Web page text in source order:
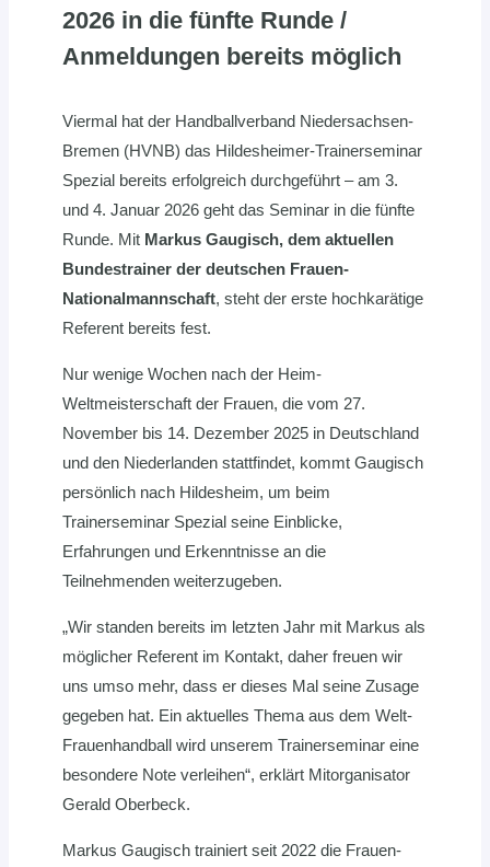
2026 in die fünfte Runde /
Anmeldungen bereits möglich
Viermal hat der Handballverband Niedersachsen-
Bremen (HVNB) das Hildesheimer-Trainerseminar
Spezial bereits erfolgreich durchgeführt – am 3.
und 4. Januar 2026 geht das Seminar in die fünfte
Runde. Mit Markus Gaugisch, dem aktuellen
Bundestrainer der deutschen Frauen-
Nationalmannschaft, steht der erste hochkarätige
Referent bereits fest.
Nur wenige Wochen nach der Heim-
Weltmeisterschaft der Frauen, die vom 27.
November bis 14. Dezember 2025 in Deutschland
und den Niederlanden stattfindet, kommt Gaugisch
persönlich nach Hildesheim, um beim
Trainerseminar Spezial seine Einblicke,
Erfahrungen und Erkenntnisse an die
Teilnehmenden weiterzugeben.
„Wir standen bereits im letzten Jahr mit Markus als
möglicher Referent im Kontakt, daher freuen wir
uns umso mehr, dass er dieses Mal seine Zusage
gegeben hat. Ein aktuelles Thema aus dem Welt-
Frauenhandball wird unserem Trainerseminar eine
besondere Note verleihen“, erklärt Mitorganisator
Gerald Oberbeck.
Markus Gaugisch trainiert seit 2022 die Frauen-